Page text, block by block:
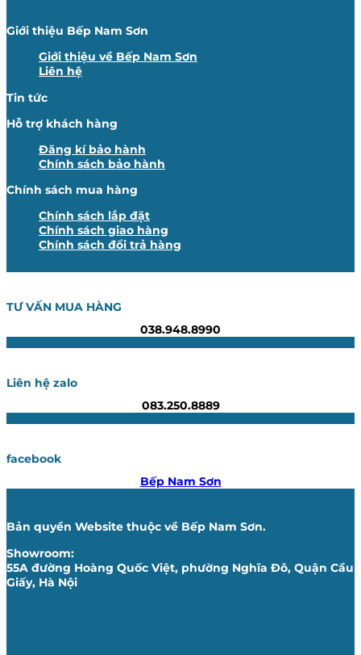
Giới thiệu Bếp Nam Sơn
Giới thiệu về Bếp Nam Sơn
Liên hệ
Tin tức
Hỗ trợ khách hàng
Đăng kí bảo hành
Chính sách bảo hành
Chính sách mua hàng
Chính sách lắp đặt
Chính sách giao hàng
Chính sách đổi trả hàng
TƯ VẤN MUA HÀNG
038.948.8990
Liên hệ zalo
083.250.8889
facebook
Bếp Nam Sơn
Bản quyền Website thuộc về Bếp Nam Sơn.
Showroom:
55A đường Hoàng Quốc Việt, phường Nghĩa Đô, Quận Cầu
Giấy, Hà Nội